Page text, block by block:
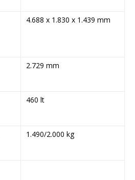
4.688 x 1.830 x 1.439 mm
2.729 mm
460 lt
1.490/2.000 kg